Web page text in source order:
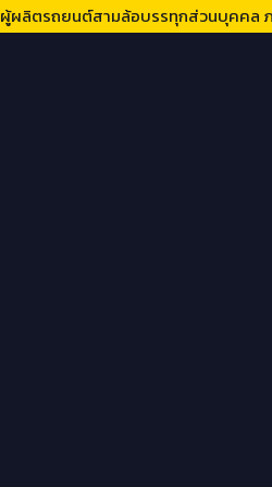
ผู้ผลิตรถยนต์สามล้อบรรทุกส่วนบุคคล ภ